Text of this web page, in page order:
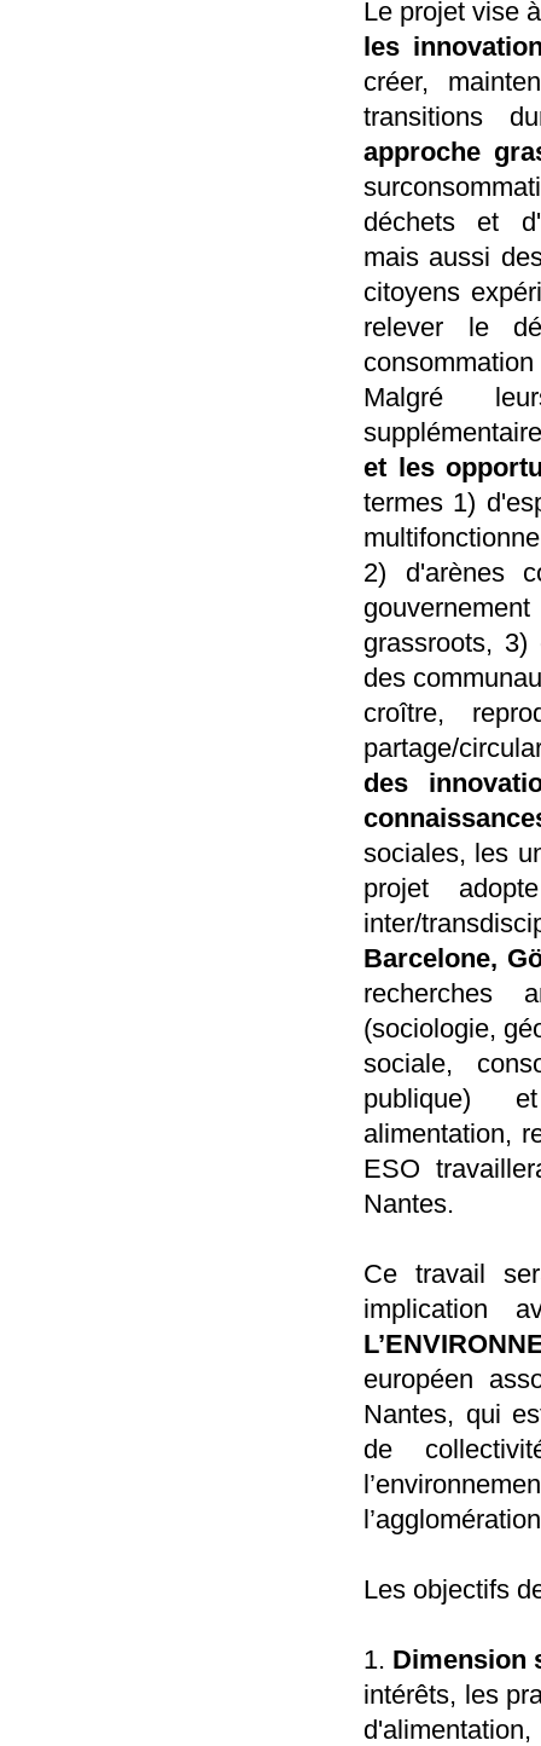
Le projet vise
les
créer,
transitions
approche
déchets et
mais aussi
citoyens
relever le
Malgré
et les
termes 1)
2) d'arènes
grassroots,
des
croître,
partage/
des
sociales, les
projet
inter/
Barcelone,
recherches
(sociologie,
sociale,
publique)
alimentation,
ESO
Nantes.
Ce travail
implication
européen
Nantes, qui
de
Les objectifs
1. Dimension
intérêts, les